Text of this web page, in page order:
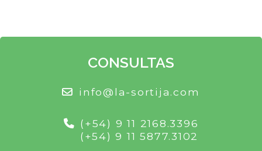
CONSULTAS
info@la-sortija.com
(+54) 9 11 2168.3396
(+54) 9 11 5877.3102